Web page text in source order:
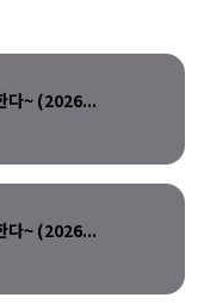
다~ (2026...
다~ (2026...